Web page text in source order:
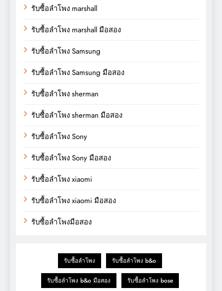
รับซื้อลำโพง marshall
รับซื้อลำโพง marshall มือสอง
รับซื้อลำโพง Samsung
รับซื้อลำโพง Samsung มือสอง
รับซื้อลำโพง sherman
รับซื้อลำโพง sherman มือสอง
รับซื้อลำโพง Sony
รับซื้อลำโพง Sony มือสอง
รับซื้อลำโพง xiaomi
รับซื้อลำโพง xiaomi มือสอง
รับซื้อลำโพงมือสอง
รับซื้อลำโพง รับซื้อลำโพง b&o
รับซื้อลำโพง b&o มือสอง รับซื้อลำโพง bose